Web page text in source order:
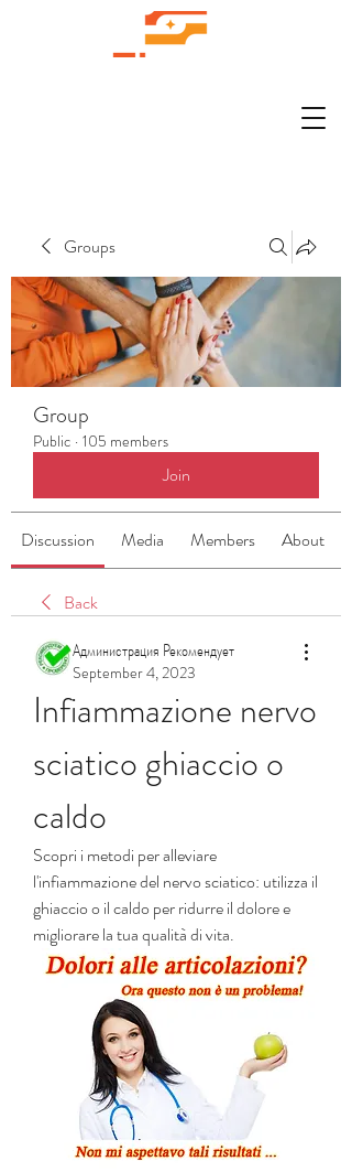
Groups
Group
Public · 105 members
Join
Discussion Media Members About
Back
Администрация Рекомендует
September 4, 2023
Infiammazione nervo
sciatico ghiaccio o
caldo
Scopri i metodi per alleviare
l'infiammazione del nervo sciatico: utilizza il
ghiaccio o il caldo per ridurre il dolore e
migliorare la tua qualità di vita.